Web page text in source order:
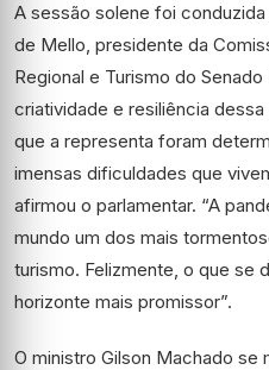
A sessão solene foi
de Mello, presidente da
Regional e Turismo do
criatividade e resiliência
que a representa foram
imensas dificuldades que
afirmou o parlamentar. “A
mundo um dos mais
turismo. Felizmente, o que se
horizonte mais promissor”.
O ministro Gilson Machado